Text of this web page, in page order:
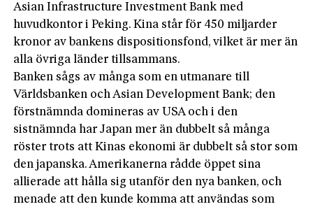
Asian Infrastructure Investment Bank med
huvudkontor i Peking. Kina står för 450 miljarder
kronor av bankens dispositionsfond, vilket är mer än
alla övriga länder tillsammans.
Banken sågs av många som en utmanare till
Världsbanken och Asian Development Bank; den
förstnämnda domineras av USA och i den
sistnämnda har Japan mer än dubbelt så många
röster trots att Kinas ekonomi är dubbelt så stor som
den japanska. Amerikanerna rådde öppet sina
allierade att hålla sig utanför den nya banken, och
menade att den kunde komma att användas som